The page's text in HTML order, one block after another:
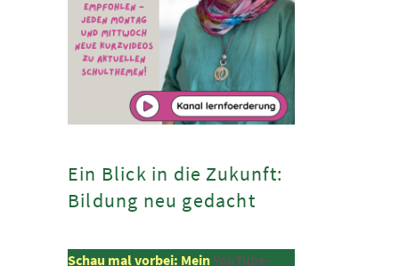
Ein Blick in die Zukunft:
Bildung neu gedacht
Schau mal vorbei: MeinYouTube-